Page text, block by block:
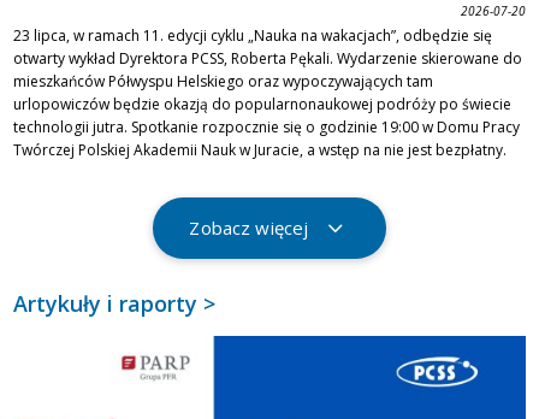
2026-07-20
23 lipca, w ramach 11. edycji cyklu „Nauka na wakacjach”, odbędzie się
otwarty wykład Dyrektora PCSS, Roberta Pękali. Wydarzenie skierowane do
mieszkańców Półwyspu Helskiego oraz wypoczywających tam
urlopowiczów będzie okazją do popularnonaukowej podróży po świecie
technologii jutra. Spotkanie rozpocznie się o godzinie 19:00 w Domu Pracy
Twórczej Polskiej Akademii Nauk w Juracie, a wstęp na nie jest bezpłatny.
Zobacz więcej
Artykuły i raporty >